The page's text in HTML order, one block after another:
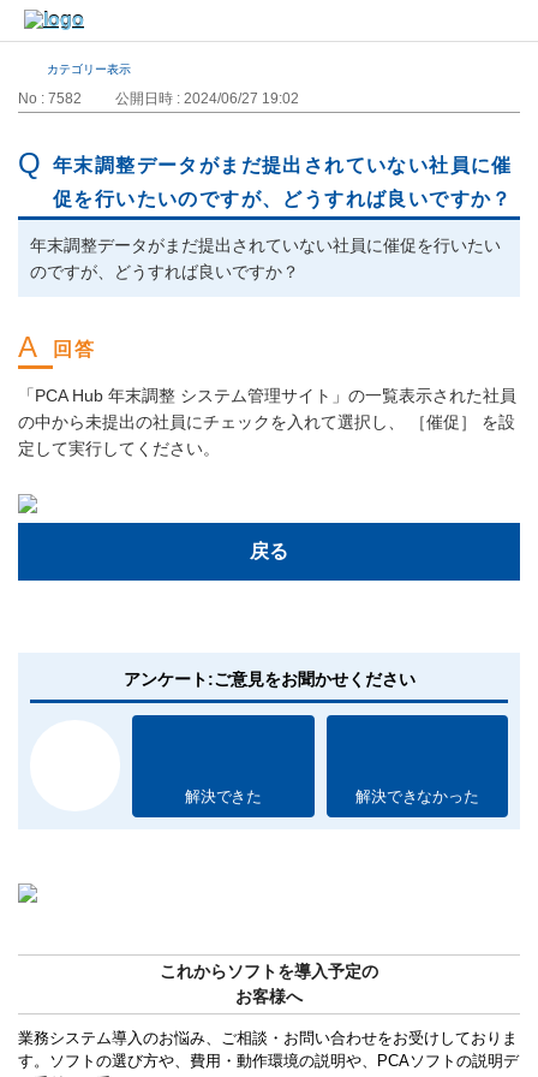
カテゴリー表示
No : 7582 公開日時 : 2024/06/27 19:02
年末調整データがまだ提出されていない社員に催
促を行いたいのですが、どうすれば良いですか？
年末調整データがまだ提出されていない社員に催促を行いたい
のですが、どうすれば良いですか？
「PCA Hub 年末調整 システム管理サイト」の一覧表示された社員
の中から未提出の社員にチェックを入れて選択し、 ［催促］ を設
定して実行してください。
戻る
アンケート:ご意見をお聞かせください
解決できた 解決できなかった
これからソフトを導入予定の
お客様へ
業務システム導入のお悩み、ご相談・お問い合わせをお受けしておりま
す。ソフトの選び方や、費用・動作環境の説明や、PCAソフトの説明デ